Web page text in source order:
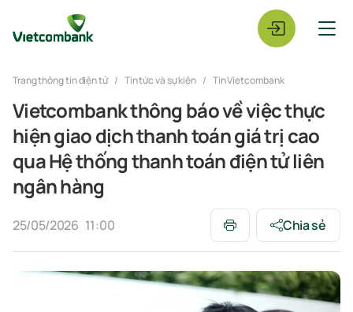
Trang thông tin điện tử Tin tức và sự kiện Tin Vietcombank
Vietcombank thông báo về việc thực
hiện giao dịch thanh toán giá trị cao
qua Hệ thống thanh toán điện tử liên
ngân hàng
25/05/2026 11:00 Chia sẻ